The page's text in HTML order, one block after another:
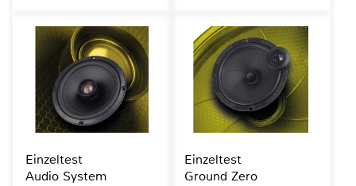
Einzeltest
Audio System
Einzeltest
Ground Zero